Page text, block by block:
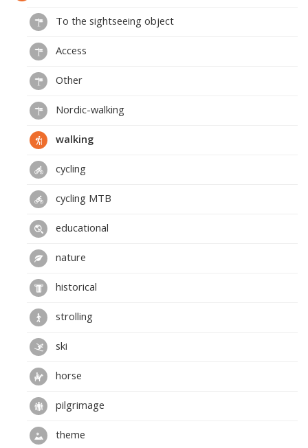
To the sightseeing object
Access
Other
Nordic-walking
walking
cycling
cycling MTB
educational
nature
historical
strolling
ski
horse
pilgrimage
theme